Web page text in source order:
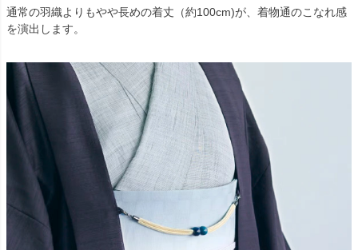
通常の羽織よりもやや長めの着丈（約100cm)が、着物通のこなれ感
を演出します。